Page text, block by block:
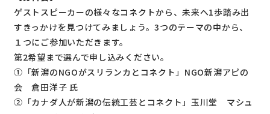
ゲストスピーカーの様々なコネクトから、未来へ1歩踏み出
すきっかけを見つけてみましょう。3つのテーマの中から、
１つにご参加いただきます。
第2希望まで選んで申し込みください。
①「新潟のNGOがスリランカとコネクト」NGO新潟アピの
会 倉田洋子 氏
②「カナダ人が新潟の伝統工芸とコネクト」玉川堂 マシュ